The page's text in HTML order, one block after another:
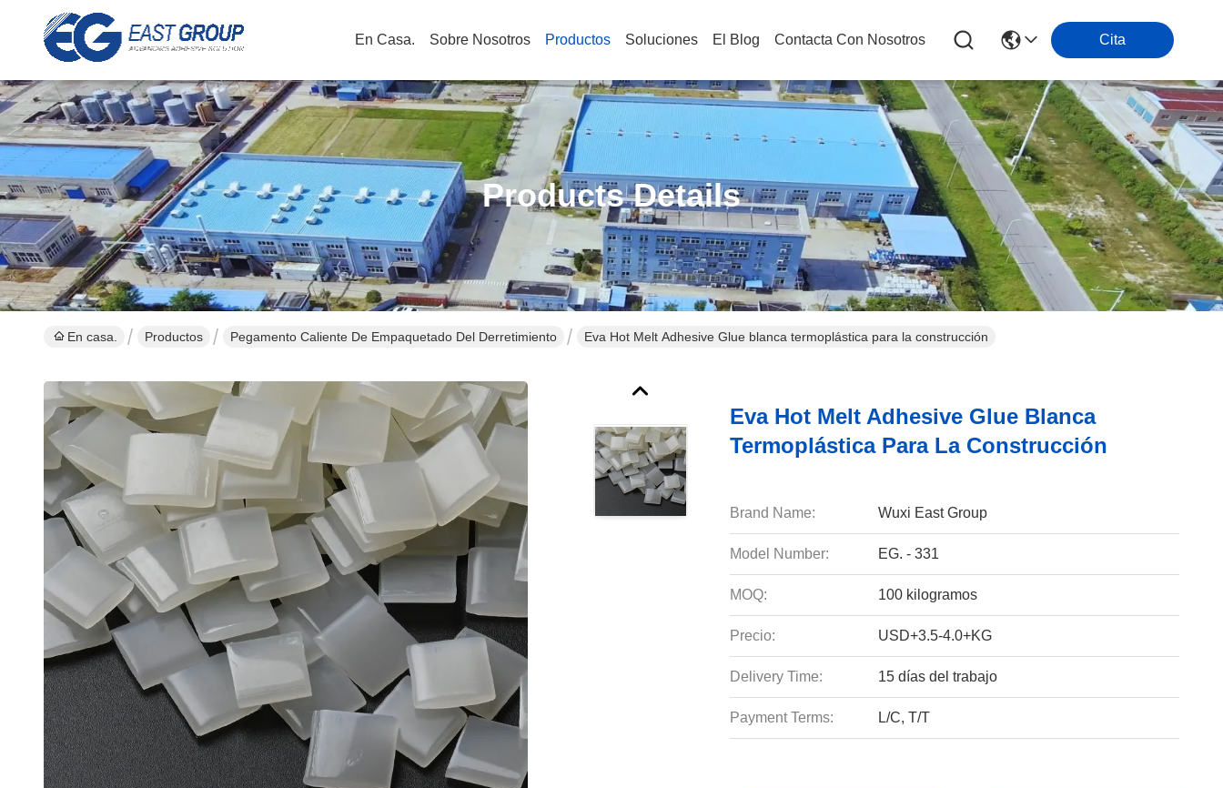
En Casa. Sobre Nosotros Productos Soluciones El Blog Contacta Con Nosotros Cita
Products Details
En casa. Productos Pegamento Caliente De Empaquetado Del Derretimiento Eva Hot Melt Adhesive Glue blanca termoplástica para la construcción
Eva Hot Melt Adhesive Glue Blanca
Termoplástica Para La Construcción
Brand Name: Wuxi East Group
Model Number: EG. - 331
MOQ: 100 kilogramos
Precio: USD+3.5-4.0+KG
Delivery Time: 15 días del trabajo
Payment Terms: L/C, T/T